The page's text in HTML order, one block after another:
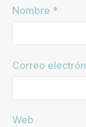
Nombre *
Correo
Web